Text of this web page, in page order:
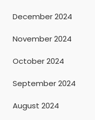
December 2024
November 2024
October 2024
September 2024
August 2024